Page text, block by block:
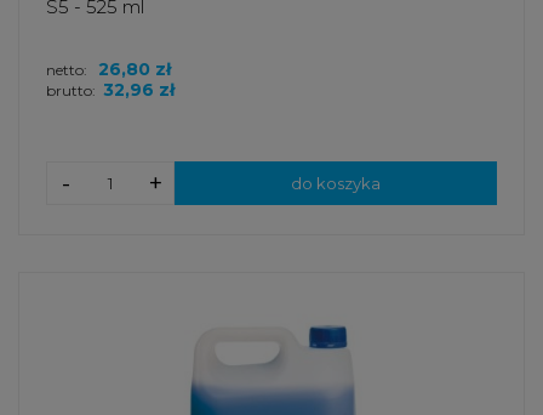
S5 - 525 ml
brutto: 32,96 zł
netto: 26,80 zł
+
- do koszyka